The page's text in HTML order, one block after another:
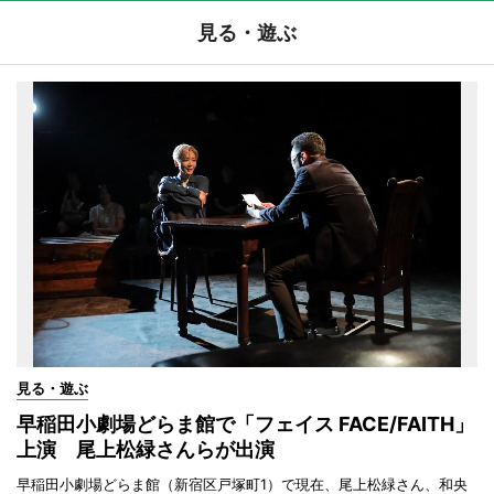
見る・遊ぶ
見る・遊ぶ
早稲田小劇場どらま館で「フェイス FACE/FAITH」
上演 尾上松緑さんらが出演
早稲田小劇場どらま館（新宿区戸塚町1）で現在、尾上松緑さん、和央